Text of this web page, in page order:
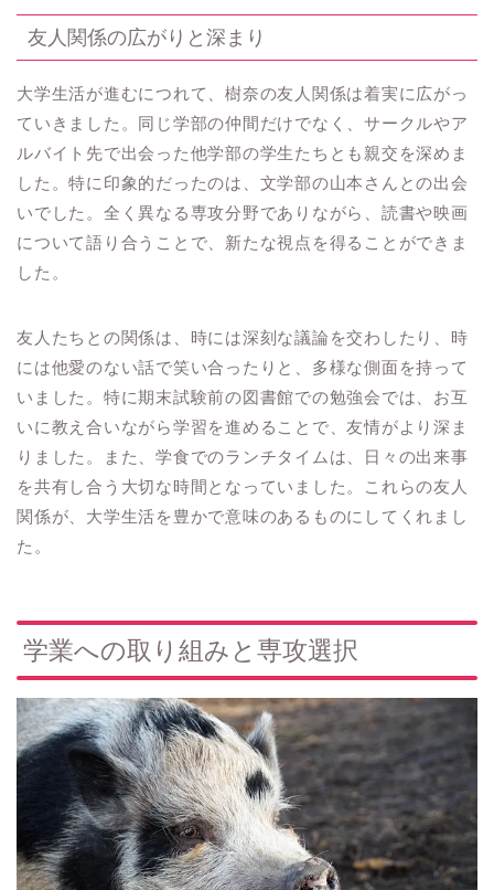
友人関係の広がりと深まり
大学生活が進むにつれて、樹奈の友人関係は着実に広がっ
ていきました。同じ学部の仲間だけでなく、サークルやア
ルバイト先で出会った他学部の学生たちとも親交を深めま
した。特に印象的だったのは、文学部の山本さんとの出会
いでした。全く異なる専攻分野でありながら、読書や映画
について語り合うことで、新たな視点を得ることができま
した。
友人たちとの関係は、時には深刻な議論を交わしたり、時
には他愛のない話で笑い合ったりと、多様な側面を持って
いました。特に期末試験前の図書館での勉強会では、お互
いに教え合いながら学習を進めることで、友情がより深ま
りました。また、学食でのランチタイムは、日々の出来事
を共有し合う大切な時間となっていました。これらの友人
関係が、大学生活を豊かで意味のあるものにしてくれまし
た。
学業への取り組みと専攻選択